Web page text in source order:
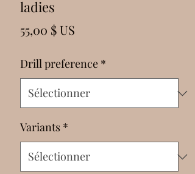
ladies
55,00 $ US
Drill preference *
Variants *